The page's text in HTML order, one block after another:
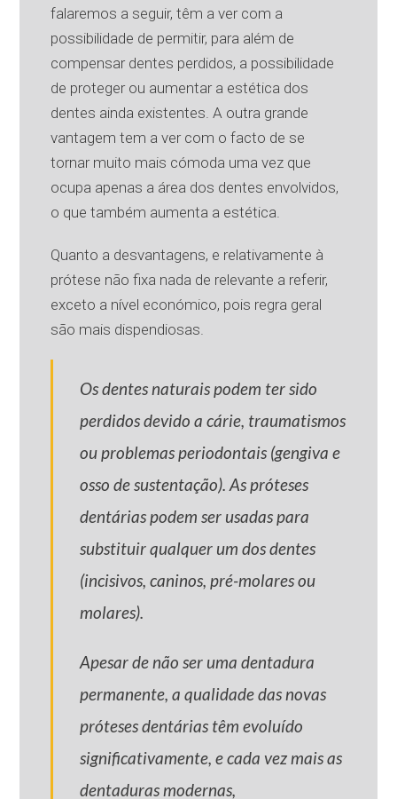
falaremos a seguir, têm a ver com a
possibilidade de permitir, para além de
compensar dentes perdidos, a possibilidade
de proteger ou aumentar a estética dos
dentes ainda existentes. A outra grande
vantagem tem a ver com o facto de se
tornar muito mais cómoda uma vez que
ocupa apenas a área dos dentes envolvidos,
o que também aumenta a estética.
Quanto a desvantagens, e relativamente à
prótese não fixa nada de relevante a referir,
exceto a nível económico, pois regra geral
são mais dispendiosas.
Os dentes naturais podem ter sido
perdidos devido a cárie, traumatismos
ou problemas periodontais (gengiva e
osso de sustentação). As próteses
dentárias podem ser usadas para
substituir qualquer um dos dentes
(incisivos, caninos, pré-molares ou
molares).
Apesar de não ser uma dentadura
permanente, a qualidade das novas
próteses dentárias têm evoluído
significativamente, e cada vez mais as
dentaduras modernas,